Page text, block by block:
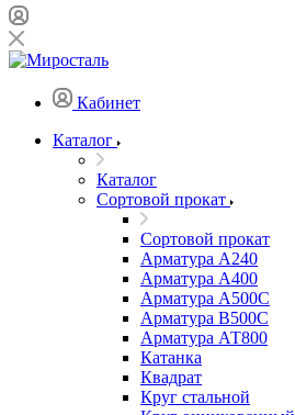
Кабинет
Каталог
Каталог
Сортовой прокат
Сортовой прокат
Арматура А240
Арматура А400
Арматура А500C
Арматура В500С
Арматура АТ800
Катанка
Квадрат
Круг стальной